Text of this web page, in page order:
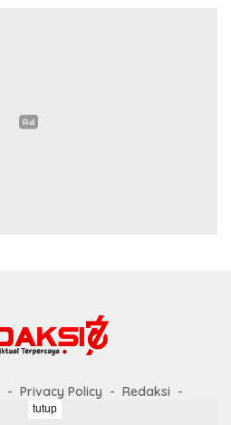
Privacy Policy
Redaksi
Pedoman Media Siber
tutup